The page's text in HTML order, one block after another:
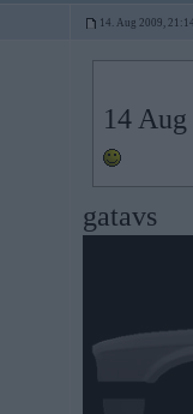
14. Aug 2009,
14
gatavs